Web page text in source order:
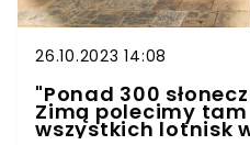
26.10.2023 14:08
"Ponad 300
Zimą polecimy tam
wszystkich lotnisk